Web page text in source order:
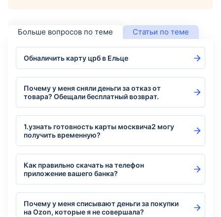
Больше вопросов по теме Статьи по теме
Обналичить карту црб в Ельце
Почему у меня сняли деньги за отказ от
товара? Обещали бесплатный возврат.
1.узнать готовность карты москвича2 могу
получить временную?
Как правильно скачать на телефон
приложение вашего банка?
Почему у меня списывают деньги за покупки
на Ozon, которые я не совершала?